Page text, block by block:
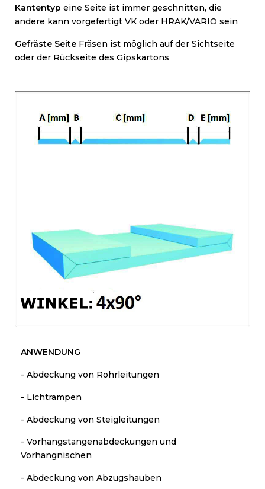
Kantentyp eine Seite ist immer geschnitten, die
andere kann vorgefertigt VK oder HRAK/VARIO sein
Gefräste Seite Fräsen ist möglich auf der Sichtseite
oder der Rückseite des Gipskartons
ANWENDUNG
- Abdeckung von Rohrleitungen
- Lichtrampen
- Abdeckung von Steigleitungen
- Vorhangstangenabdeckungen und
Vorhangnischen
- Abdeckung von Abzugshauben